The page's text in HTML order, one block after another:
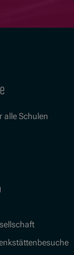
alle Schulen